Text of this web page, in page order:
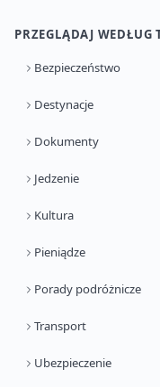
PRZEGLĄDAJ WEDŁUG
Bezpieczeństwo
Destynacje
Dokumenty
Jedzenie
Kultura
Pieniądze
Porady podróżnicze
Transport
Ubezpieczenie